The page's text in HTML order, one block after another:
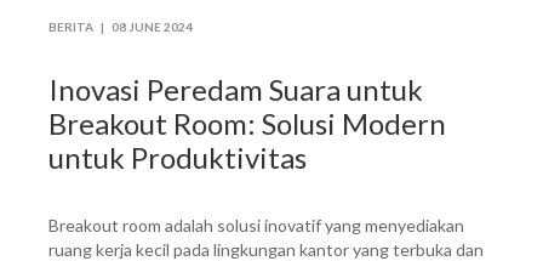
BERITA | 08 JUNE 2024
Inovasi Peredam Suara untuk
Breakout Room: Solusi Modern
untuk Produktivitas
Breakout room adalah solusi inovatif yang menyediakan
ruang kerja kecil pada lingkungan kantor yang terbuka dan